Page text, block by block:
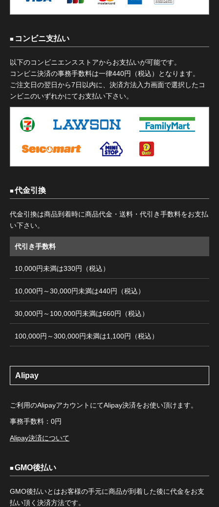
コンビニ支払い
以下のコンビニエンスストアからお支払いが可能です。
コンビニ決済の事務手数料は一律440円（税込）となります。
ご注文日の翌日から7日以内に、決済方法入力画面で選択したコ
ンビニのいずれかにてお支払い下さい。
代金引換
代金引換は商品到着時に商品代金・送料・代引き手数料をお支払
い下さい。
代引き手数料
10,000円未満は330円（税込）
10,000円～30,000円未満は440円（税込）
30,000円～100,000円未満は660円（税込）
100,000円～300,000円未満は1,100円（税込）
Alipay
ご利用のAlipayアカウントにてAlipay決済をお使い頂けます。
事務手数料：0円
Alipay決済について
GMO後払い
GMO後払いとはお客様の手元に商品が到着した後に代金をお支
払い頂く決済方法です。